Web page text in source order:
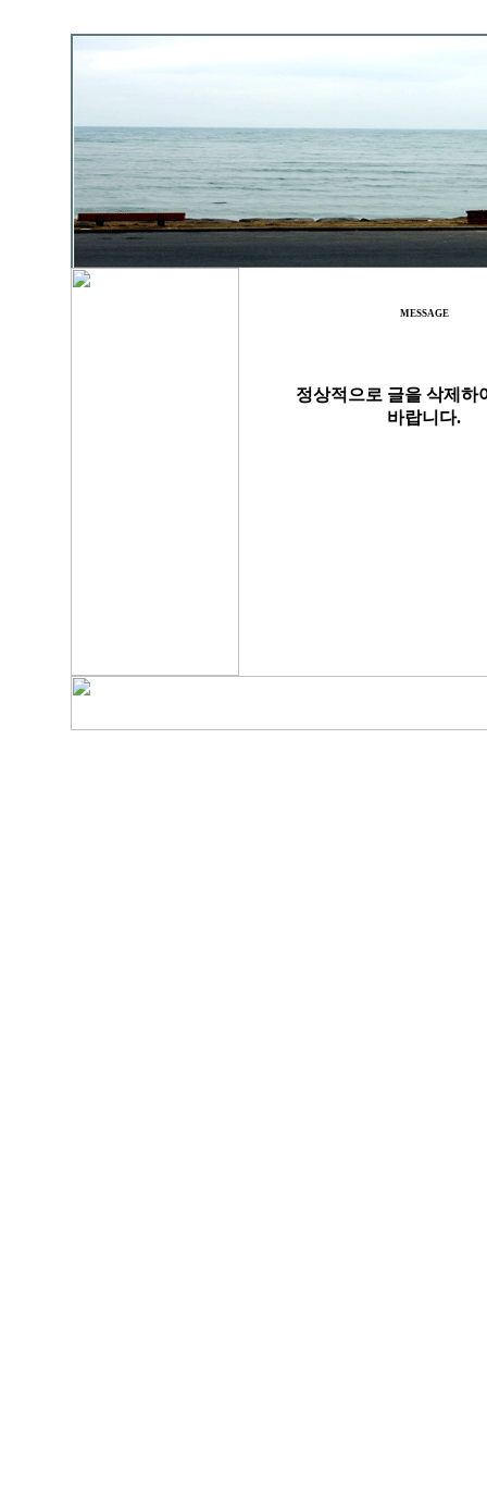
MESSAGE
정상적으로 글을 삭제하
바랍니다.